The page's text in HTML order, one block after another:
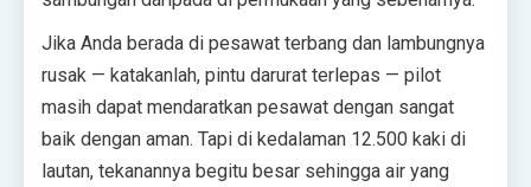
Jika Anda berada di pesawat terbang dan lambungnya
rusak — katakanlah, pintu darurat terlepas — pilot
masih dapat mendaratkan pesawat dengan sangat
baik dengan aman. Tapi di kedalaman 12.500 kaki di
lautan, tekanannya begitu besar sehingga air yang